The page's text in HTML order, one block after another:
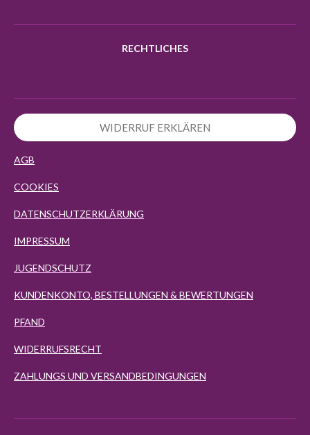
RECHTLICHES
WIDERRUF ERKLÄREN
AGB
COOKIES
DATENSCHUTZERKLÄRUNG
IMPRESSUM
JUGENDSCHUTZ
KUNDENKONTO, BESTELLUNGEN & BEWERTUNGEN
PFAND
WIDERRUFSRECHT
ZAHLUNGS UND VERSANDBEDINGUNGEN